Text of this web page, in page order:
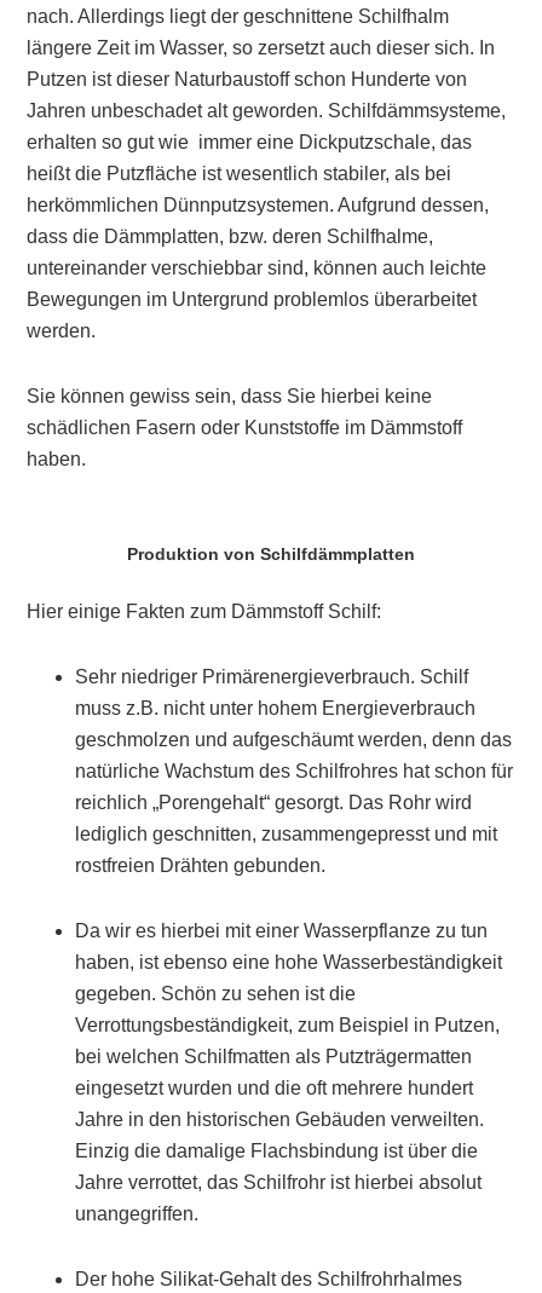
nach. Allerdings liegt der geschnittene Schilfhalm
längere Zeit im Wasser, so zersetzt auch dieser sich. In
Putzen ist dieser Naturbaustoff schon Hunderte von
Jahren unbeschadet alt geworden. Schilfdämmsysteme,
erhalten so gut wie immer eine Dickputzschale, das
heißt die Putzfläche ist wesentlich stabiler, als bei
herkömmlichen Dünnputzsystemen. Aufgrund dessen,
dass die Dämmplatten, bzw. deren Schilfhalme,
untereinander verschiebbar sind, können auch leichte
Bewegungen im Untergrund problemlos überarbeitet
werden.
Sie können gewiss sein, dass Sie hierbei keine
schädlichen Fasern oder Kunststoffe im Dämmstoff
haben.
Produktion von Schilfdämmplatten
Hier einige Fakten zum Dämmstoff Schilf:
Sehr niedriger Primärenergieverbrauch. Schilf
muss z.B. nicht unter hohem Energieverbrauch
geschmolzen und aufgeschäumt werden, denn das
natürliche Wachstum des Schilfrohres hat schon für
reichlich „Porengehalt“ gesorgt. Das Rohr wird
lediglich geschnitten, zusammengepresst und mit
rostfreien Drähten gebunden.
Da wir es hierbei mit einer Wasserpflanze zu tun
haben, ist ebenso eine hohe Wasserbeständigkeit
gegeben. Schön zu sehen ist die
Verrottungsbeständigkeit, zum Beispiel in Putzen,
bei welchen Schilfmatten als Putzträgermatten
eingesetzt wurden und die oft mehrere hundert
Jahre in den historischen Gebäuden verweilten.
Einzig die damalige Flachsbindung ist über die
Jahre verrottet, das Schilfrohr ist hierbei absolut
unangegriffen.
Der hohe Silikat-Gehalt des Schilfrohrhalmes